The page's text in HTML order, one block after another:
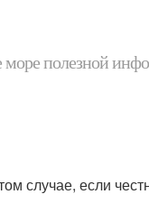
море полезной
случае, если